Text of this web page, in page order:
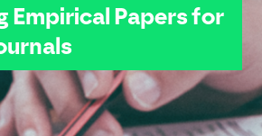
Empirical Papers for